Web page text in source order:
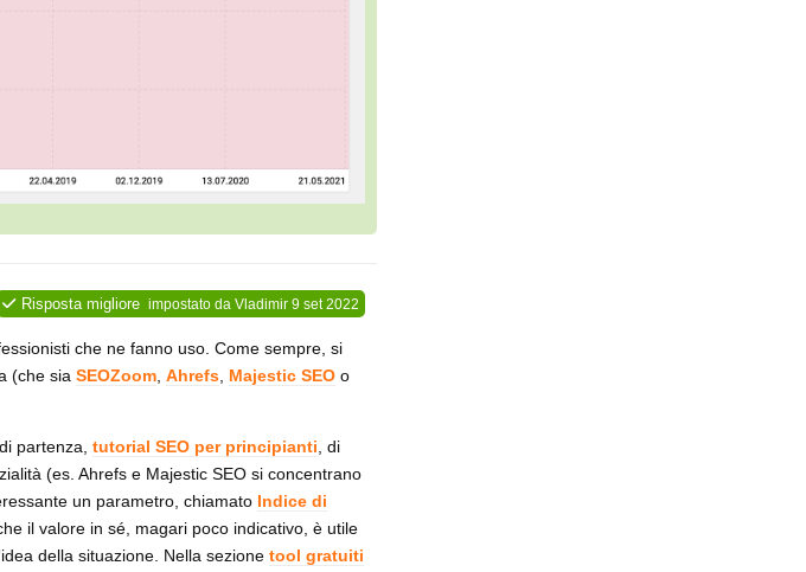
Risposta migliore impostato da Vladimir 9 set 2022
che ne fanno uso. Come sempre, si
(che sia SEOZoom, Ahrefs, Majestic SEO o
partenza, tutorial SEO per principianti, di
(es. Ahrefs e Majestic SEO si concentrano
un parametro, chiamato Indice di
il valore in sé, magari poco indicativo, è utile
della situazione. Nella sezione tool gratuiti